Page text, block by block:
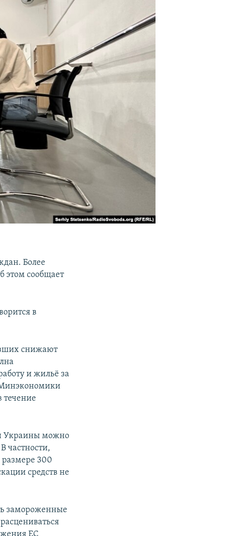
Более
этом сообщает
в
снижают
и жильё за
Минэкономики
течение
Украины можно
частности,
размере 300
средств не
замороженные